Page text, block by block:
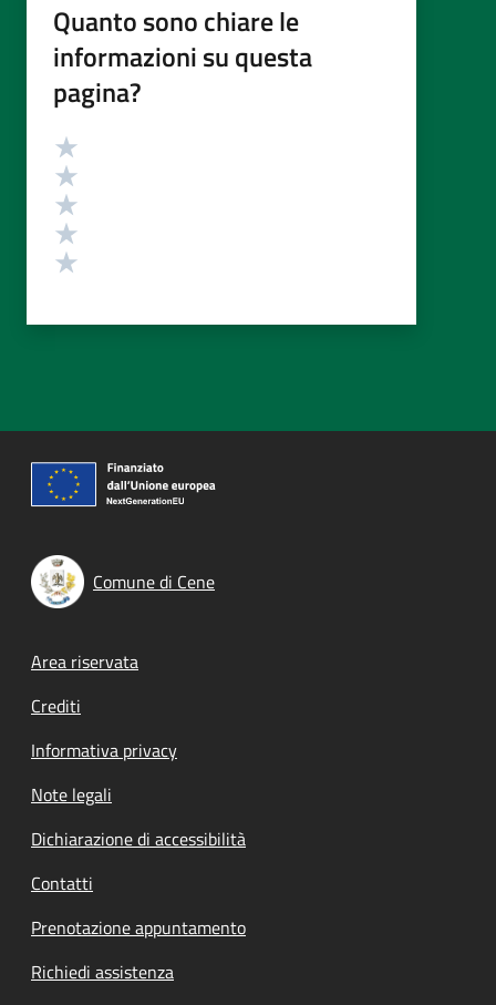
Quanto sono chiare le
informazioni su questa
pagina?
Valutazione
Comune di Cene
Footer menu
Area riservata
Crediti
Informativa privacy
Note legali
Dichiarazione di accessibilità
Contatti
Prenotazione appuntamento
Richiedi assistenza